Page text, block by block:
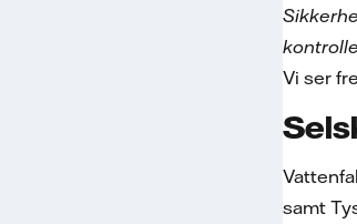
Vi ser
samt